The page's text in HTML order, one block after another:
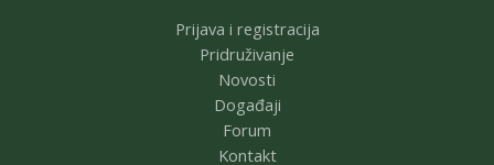
Prijava i registracija
Pridruživanje
Novosti
Događaji
Forum
Kontakt